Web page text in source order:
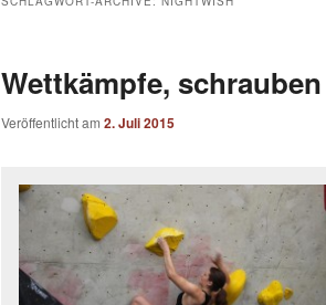
Wettkämpfe,
Veröffentlicht am 2. Juli 2015